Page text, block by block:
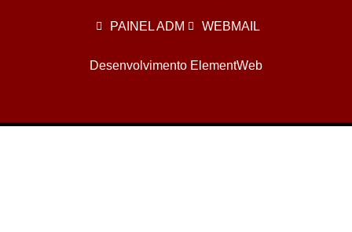
PAINEL ADM WEBMAIL
Desenvolvimento ElementWeb